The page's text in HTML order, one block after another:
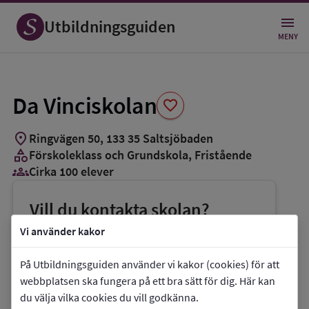
Vi använder kakor
På Utbildningsguiden använder vi kakor (cookies) för att
webbplatsen ska fungera på ett bra sätt för dig. Här kan
du välja vilka cookies du vill godkänna.
Utbildningsguiden MENY
Da Vinciskolan favorite
Spara
som
favorit
location_on Ringvägen 50, 133 35 Saltsjöbaden
categoryFörskoleklass och Grundskola, Fristående
groups_3Cirka 100 elever
Vill du kontakta skolan?
phoneTelefon:0707-212561
E-post: niklas.bjeren@davinciskolan.com
link Webbplats:Da Vinciskolan